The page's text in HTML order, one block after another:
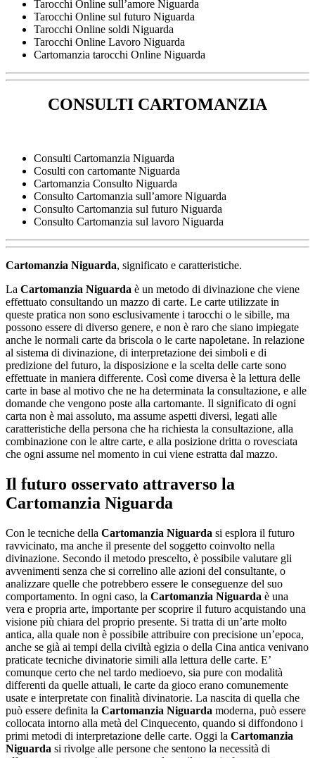
Tarocchi Online sull’amore Niguarda
Tarocchi Online sul futuro Niguarda
Tarocchi Online soldi Niguarda
Tarocchi Online Lavoro Niguarda
Cartomanzia tarocchi Online Niguarda
CONSULTI CARTOMANZIA
Consulti Cartomanzia Niguarda
Cosulti con cartomante Niguarda
Cartomanzia Consulto Niguarda
Consulto Cartomanzia sull’amore Niguarda
Consulto Cartomanzia sul futuro Niguarda
Consulto Cartomanzia sul lavoro Niguarda
Cartomanzia Niguarda, significato e caratteristiche.
La Cartomanzia Niguarda è un metodo di divinazione che viene
effettuato consultando un mazzo di carte. Le carte utilizzate in
queste pratica non sono esclusivamente i tarocchi o le sibille, ma
possono essere di diverso genere, e non è raro che siano impiegate
anche le normali carte da briscola o le carte napoletane. In relazione
al sistema di divinazione, di interpretazione dei simboli e di
predizione del futuro, la disposizione e la scelta delle carte sono
effettuate in maniera differente. Così come diversa è la lettura delle
carte in base al motivo che ne ha determinata la consultazione, e alle
domande che vengono poste alla cartomante. Il significato di ogni
carta non è mai assoluto, ma assume aspetti diversi, legati alle
caratteristiche della persona che ha richiesta la consultazione, alla
combinazione con le altre carte, e alla posizione dritta o rovesciata
che ogni assume nel momento in cui viene estratta dal mazzo.
Il futuro osservato attraverso la
Cartomanzia Niguarda
Con le tecniche della Cartomanzia Niguarda si esplora il futuro
ravvicinato, ma anche il presente del soggetto coinvolto nella
divinazione. Secondo il metodo prescelto, è possibile valutare gli
avvenimenti senza che si correlino alle azioni del consultante, o
analizzare quelle che potrebbero essere le conseguenze del suo
comportamento. In ogni caso, la Cartomanzia Niguarda è una
vera e propria arte, importante per scoprire il futuro acquistando una
visione più chiara del proprio presente. Si tratta di un’arte molto
antica, alla quale non è possibile attribuire con precisione un’epoca,
anche se già ai tempi della civiltà egizia o della Cina antica venivano
praticate tecniche divinatorie simili alla lettura delle carte. E’
comunque certo che nel tardo medioevo, sia pure con modalità
differenti da quelle attuali, le carte da gioco erano comunemente
usate e interpretate con finalità divinatorie. La nascita di quella che
può essere definita la Cartomanzia Niguarda moderna, può essere
collocata intorno alla metà del Cinquecento, quando si diffondono i
primi metodi di interpretazione delle carte. Oggi la Cartomanzia
Niguarda si rivolge alle persone che sentono la necessità di